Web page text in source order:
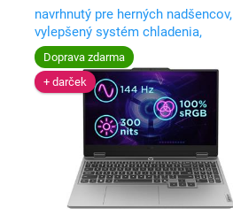
navrhnutý pre herných nadšencov,
vylepšený systém chladenia,
klávesnica Legion TrueStrike
Doprava zdarma
+ darček